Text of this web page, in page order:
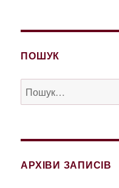
ПОШУК
Пошук
за
АРХІВИ ЗАПИСІВ